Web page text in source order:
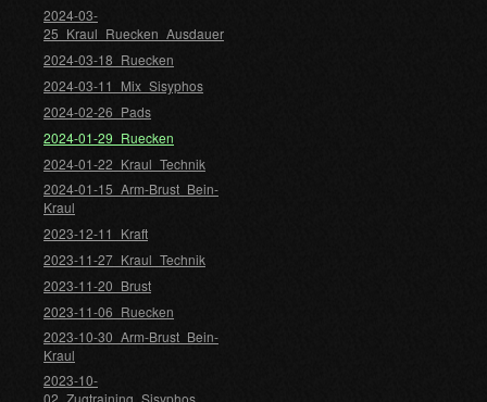
2024-03-
25_Kraul_Ruecken_Ausdauer
2024-03-18_Ruecken
2024-03-11_Mix_Sisyphos
2024-02-26_Pads
2024-01-29_Ruecken
2024-01-22_Kraul_Technik
2024-01-15_Arm-Brust_Bein-
Kraul
2023-12-11_Kraft
2023-11-27_Kraul_Technik
2023-11-20_Brust
2023-11-06_Ruecken
2023-10-30_Arm-Brust_Bein-
Kraul
2023-10-
02_Zugtraining_Sisyphos